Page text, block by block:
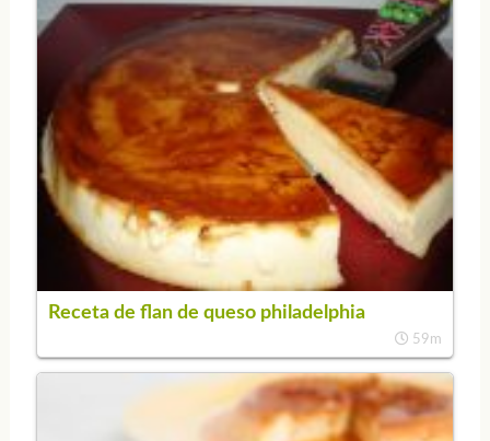
Receta de flan de queso philadelphia
59m